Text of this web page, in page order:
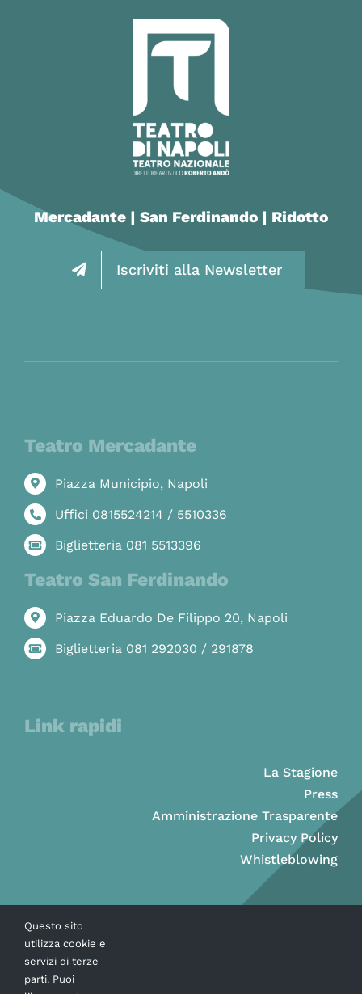
Mercadante | San Ferdinando | Ridotto
Iscriviti alla Newsletter
Teatro Mercadante
Piazza Municipio, Napoli
Uffici 0815524214 / 5510336
Biglietteria 081 5513396
Teatro San Ferdinando
Piazza Eduardo De Filippo 20, Napoli
Biglietteria 081 292030 / 291878
Link rapidi
La Stagione
Press
Amministrazione Trasparente
Privacy Policy
Whistleblowing
Questo sito
utilizza cookie e
servizi di terze
parti. Puoi